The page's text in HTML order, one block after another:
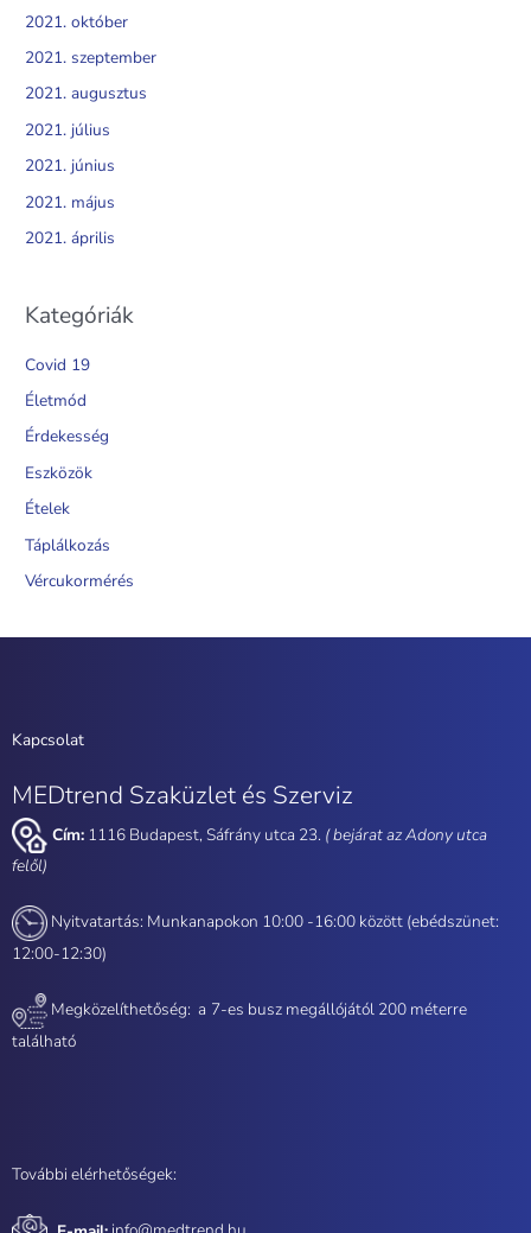
2021. október
2021. szeptember
2021. augusztus
2021. július
2021. június
2021. május
2021. április
Kategóriák
Covid 19
Életmód
Érdekesség
Eszközök
Ételek
Táplálkozás
Vércukormérés
Kapcsolat
MEDtrend Szaküzlet és Szerviz
Cím: 1116 Budapest, Sáfrány utca 23. ( bejárat az Adony utca
felől)
Nyitvatartás: Munkanapokon 10:00 -16:00 között (ebédszünet:
12:00-12:30)
Megközelíthetőség: a 7-es busz megállójától 200 méterre
található
További elérhetőségek: